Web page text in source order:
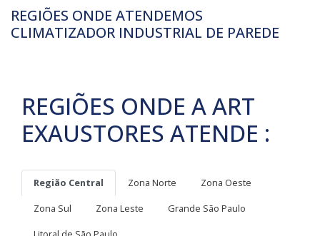
REGIÕES ONDE ATENDEMOS
CLIMATIZADOR INDUSTRIAL DE PAREDE
REGIÕES ONDE A ART
EXAUSTORES ATENDE :
Região Central Zona Norte
Zona Oeste
Zona Sul
Zona Leste
Grande São Paulo